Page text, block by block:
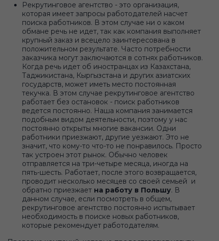
Рекрутинговое агентство - это организация,
которая имеет запросы работодателей насчет
поиска работников. В этом случае ни о каком
обмане речь не идет, так как компания выполняет
крупный заказ и всецело заинтересована в
положительном результате. Часто потребности
заказчика могут заключаются в сотнях работников.
Когда речь идет об иностранцах из Казахстана,
Таджикистана, Кыргызстана и других азиатских
государств, может иметь место постоянная
текучка. В этом случае рекрутинговое агентство
работает без остановок - поиск работников
ведется постоянно. Наша компания занимается
подобным видом деятельности, поэтому у нас
постоянно открыты многие вакансии. Одни
работники приезжают, другие уезжают. Это не
значит, что кому-то что-то не понравилось. Просто
так устроен этот рынок. Обычно человек
отправляется на три-четыре месяца, иногда на
пять-шесть. Работает, после этого возвращается,
проводит несколько месяцев со своей семьей и
обратно приезжает на работу в Польшу. В
данном случае, если посмотреть в общем,
рекрутинговое агентство постоянно испытывает
необходимость в поиске новых работников,
которые рекомендует работодателям.